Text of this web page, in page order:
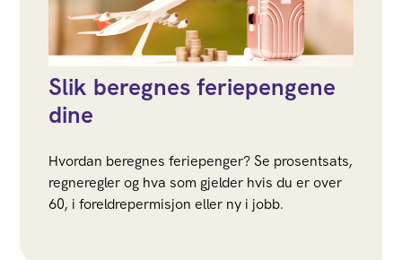
Slik beregnes feriepengene
dine
Hvordan beregnes feriepenger? Se prosentsats,
regneregler og hva som gjelder hvis du er over
60, i foreldrepermisjon eller ny i jobb.